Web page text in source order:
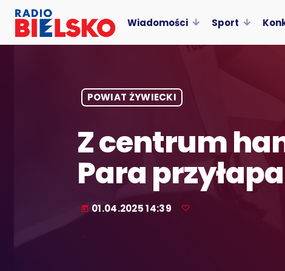
Wiadomości Sport
POWIAT ŻYWIECKI
Z centrum
Para
today 01.04.2025 14:39